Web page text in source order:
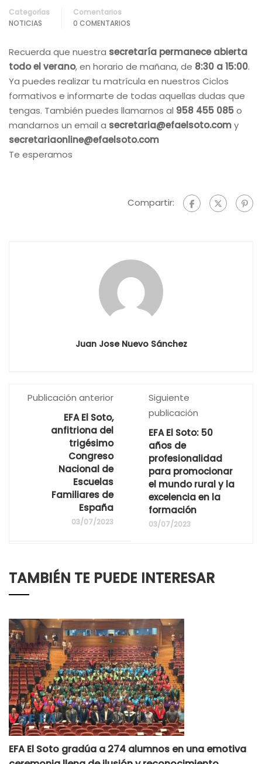
Categorías
NOTICIAS
Comentarios
0 COMENTARIOS
Recuerda que nuestra secretaría permanece abierta
todo el verano, en horario de mañana, de 8:30 a 15:00.
Ya puedes realizar tu matrícula en nuestros Ciclos
formativos e informarte de todas aquellas dudas que
tengas. También puedes llamarnos al 958 455 085o
mandarnos un email a secretaria@efaelsoto.comy
secretariaonline@efaelsoto.com
Te esperamos
Compartir:
Juan Jose Nuevo Sánchez
Publicación anterior
EFA El Soto,
anfitriona del
trigésimo
Congreso
Nacional de
Escuelas
Familiares de
España
03/07/2023
Siguiente
publicación
EFA El Soto: 50
años de
profesionalidad
para promocionar
el mundo rural y la
excelencia en la
formación
03/07/2023
TAMBIÉN TE PUEDE INTERESAR
EFA El Soto gradúa a 274 alumnos en una emotiva